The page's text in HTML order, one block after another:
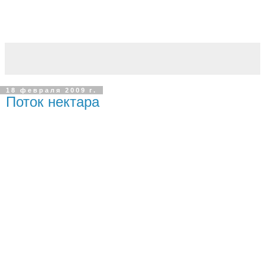
18 февраля 2009 г.
Поток нектара